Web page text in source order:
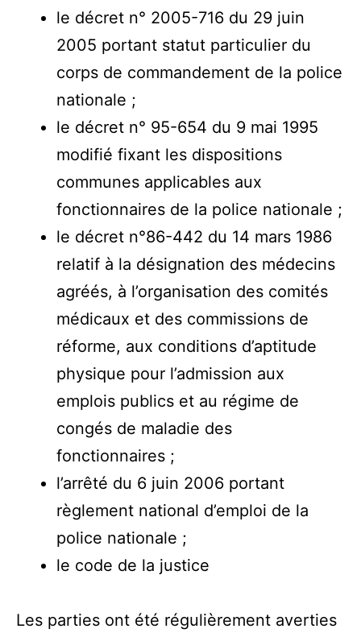
le décret n° 2005-716 du 29 juin
2005 portant statut particulier du
corps de commandement de la police
nationale ;
le décret n° 95-654 du 9 mai 1995
modifié fixant les dispositions
communes applicables aux
fonctionnaires de la police nationale ;
le décret n°86-442 du 14 mars 1986
relatif à la désignation des médecins
agréés, à l’organisation des comités
médicaux et des commissions de
réforme, aux conditions d’aptitude
physique pour l’admission aux
emplois publics et au régime de
congés de maladie des
fonctionnaires ;
l’arrêté du 6 juin 2006 portant
règlement national d’emploi de la
police nationale ;
le code de la justice
Les parties ont été régulièrement averties